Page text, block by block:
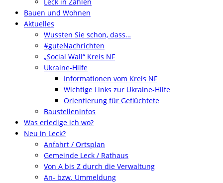
Leck in Zahlen
Bauen und Wohnen
Aktuelles
Wussten Sie schon, dass…
#guteNachrichten
„Social Wall“ Kreis NF
Ukraine-Hilfe
Informationen vom Kreis NF
Wichtige Links zur Ukraine-Hilfe
Orientierung für Geflüchtete
Baustelleninfos
Was erledige ich wo?
Neu in Leck?
Anfahrt / Ortsplan
Gemeinde Leck / Rathaus
Von A bis Z durch die Verwaltung
An- bzw. Ummeldung